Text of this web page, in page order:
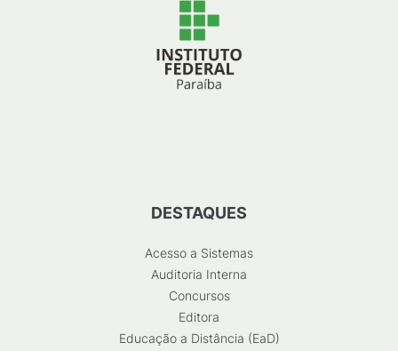
DESTAQUES
Acesso a Sistemas
Auditoria Interna
Concursos
Editora
Educação a Distância (EaD)